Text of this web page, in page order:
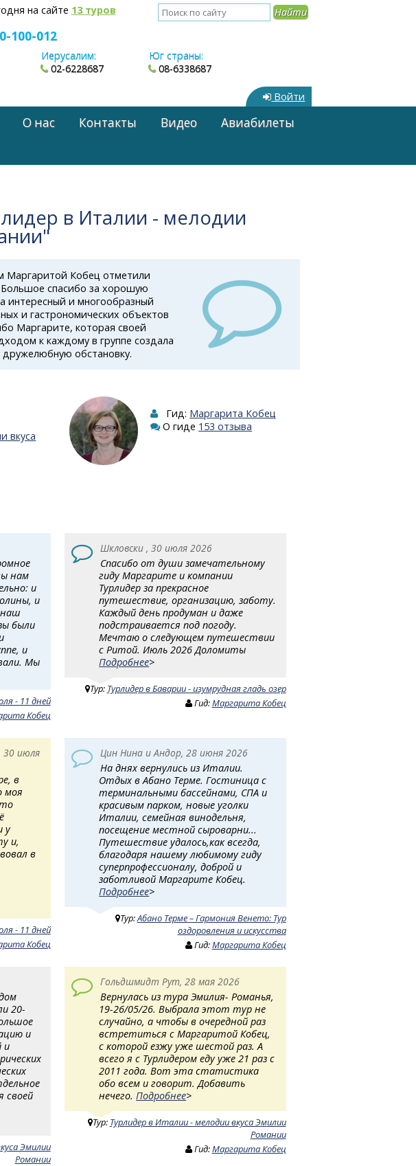
на сайте 13 туров
100-012
Иерусалим:
02-6228687
Юг страны:
08-6338687
Войти
О нас Контакты Видео
Авиабилеты
в Италии - мелодии
Маргаритой Кобец отметили
спасибо за хорошую
интересный и многообразный
и гастрономических объектов
Маргарите, которая своей
к каждому в группе создала
обстановку.
вкуса
Гид: Маргарита Кобец
О гиде 153 отзыва
нам
и
и
наш
были
и
Мы
- 11 дней
Кобец
Шкловски , 30 июля 2026
Спасибо от души замечательному
гиду Маргарите и компании
Турлидер за прекрасное
путешествие, организацию, заботу.
Каждый день продуман и даже
подстраивается под погоду.
Мечтаю о следующем путешествии
с Ритой. Июль 2026 Доломиты
Подробнее>
Тур: Турлидер в Баварии - изумрудная гладь озер
Гид:Маргарита Кобец
30 июля
в
моя
у
и,
в
- 11 дней
Кобец
Цин Нина и Андор, 28 июня 2026
На днях вернулись из Италии.
Отдых в Абано Терме. Гостиница с
терминальными бассейнами, СПА и
красивым парком, новые уголки
Италии, семейная винодельня,
посещение местной сыроварни...
Путешествие удалось,как всегда,
благодаря нашему любимому гиду
суперпрофессионалу, доброй и
заботливой Маргарите Кобец.
Подробнее>
Тур:Абано Терме – Гармония Венето: Тур
оздоровления и искусства
Гид:Маргарита Кобец
20-
и
и
своей
Эмилии
Романии
Гольдшмидт Рут, 28 мая 2026
Вернулась из тура Эмилия- Романья,
19-26/05/26. Выбрала этот тур не
случайно, а чтобы в очередной раз
встретиться с Маргаритой Кобец,
с которой езжу уже шестой раз. А
всего я с Турлидером еду уже 21 раз с
2011 года. Вот эта статистика
обо всем и говорит. Добавить
нечего.Подробнее>
Тур: Турлидер в Италии - мелодии вкуса Эмилии
Романии
Гид:Маргарита Кобец